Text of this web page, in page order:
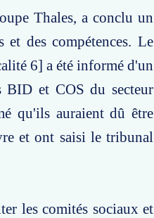
Thales, a conclu un
des compétences. Le
6] a été informé d'un
BID et COS du secteur
qu'ils auraient dû être
et ont saisi le tribunal
les comités sociaux et